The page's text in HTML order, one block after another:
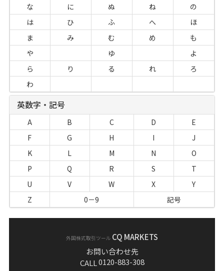
な
に ぬ ね
の
は
ひ ふ へ
ほ
ま
み む め
も
や
ゆ
よ
ら
り る れ
ろ
わ
英数字・記号
A B C D
E
F
G H I
J
K
L M N
O
P
Q R S
T
U
V W X
Y
Z
0－9 記号
外国株式取引ツール CQ MARKETS
お問い合わせ先
CALL0120-883-308